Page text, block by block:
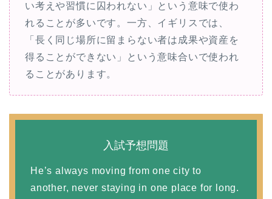
い考えや習慣に囚われない」という意味で使わ
れることが多いです。一方、イギリスでは、
「長く同じ場所に留まらない者は成果や資産を
得ることができない」という意味合いで使われ
ることがあります。
入試予想問題
He’s always moving from one city to
another, never staying in one place for long.